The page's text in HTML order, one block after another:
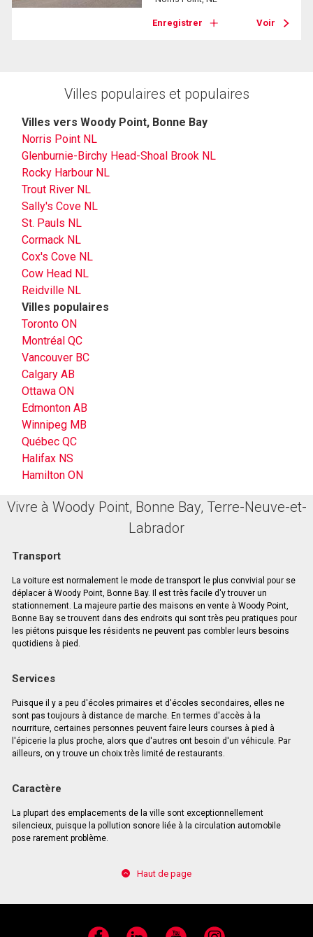
Enregistrer Voir
Villes populaires et populaires
Villes vers Woody Point, Bonne Bay
Norris Point NL
Glenburnie-Birchy Head-Shoal Brook NL
Rocky Harbour NL
Trout River NL
Sally's Cove NL
St. Pauls NL
Cormack NL
Cox's Cove NL
Cow Head NL
Reidville NL
Villes populaires
Toronto ON
Montréal QC
Vancouver BC
Calgary AB
Ottawa ON
Edmonton AB
Winnipeg MB
Québec QC
Halifax NS
Hamilton ON
Vivre à Woody Point, Bonne Bay, Terre-Neuve-et-
Labrador
Transport
La voiture est normalement le mode de transport le plus convivial pour se
déplacer à Woody Point, Bonne Bay. Il est très facile d'y trouver un
stationnement. La majeure partie des maisons en vente à Woody Point,
Bonne Bay se trouvent dans des endroits qui sont très peu pratiques pour
les piétons puisque les résidents ne peuvent pas combler leurs besoins
quotidiens à pied.
Services
Puisque il y a peu d'écoles primaires et d'écoles secondaires, elles ne
sont pas toujours à distance de marche. En termes d'accès à la
nourriture, certaines personnes peuvent faire leurs courses à pied à
l'épicerie la plus proche, alors que d'autres ont besoin d'un véhicule. Par
ailleurs, on y trouve un choix très limité de restaurants.
Caractère
La plupart des emplacements de la ville sont exceptionnellement
silencieux, puisque la pollution sonore liée à la circulation automobile
pose rarement problème.
Haut de page